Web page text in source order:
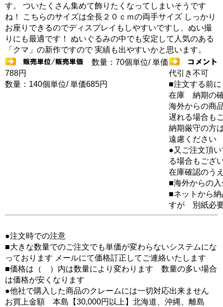
す。 ついたくさん集めて飾りたくなってしまいそうです
ね！ こちらのサイズは全長２０ｃｍの両手サイズ しっかり
お座りできるのでディスプレイもしやすいですし、ぬい撮
りにも最適です！ ぬいぐるみの中でも安定して人気のある
「クマ」の新作ですので 実績も出やすいかと思います。
数量：70個単位/ 単価
788円
数量：140個単位/ 単価685円
代引き不可
■注文する前に
在庫 納期の
海外からの商
遅れる場合も
納期厳守の方
遠慮ください
●又ご注文頂
る場合もござ
在庫確認のう
■海外からの
■ネットから
すが 別紙必
●注文時での注意
■大きな数量でのご注文でも単価が変わらないシステムにな
っております メールにて価格訂正してご連絡いたします
■価格は（ ）内は数量により変わります 数量の多い場合
は価格が安くなります
●他社で購入した商品のクレームには一切対応出来ません
お買上金額 本島【30,000円以上】北海道、沖縄、離島